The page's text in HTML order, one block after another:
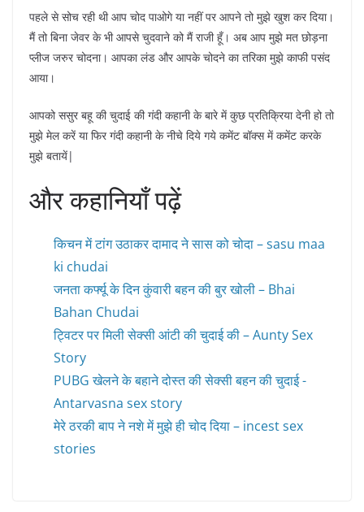
पहले से सोच रही थी आप चोद पाओगे या नहीं पर आपने तो मुझे खुश कर दिया।
मैं तो बिना जेवर के भी आपसे चुदवाने को मैं राजी हूँ। अब आप मुझे मत छोड़ना
प्लीज जरुर चोदना। आपका लंड और आपके चोदने का तरिका मुझे काफी पसंद
आया।
आपको ससुर बहू की चुदाई की गंदी कहानी के बारे में कुछ प्रतिक्रिया देनी हो तो
मुझे मेल करें या फिर गंदी कहानी के नीचे दिये गये कमेंट बॉक्स में कमेंट करके
मुझे बतायें|
और कहानियाँ पढ़ें
किचन में टांग उठाकर दामाद ने सास को चोदा – sasu maa
ki chudai
जनता कर्फ्यू के दिन कुंवारी बहन की बुर खोली – Bhai
Bahan Chudai
ट्विटर पर मिली सेक्सी आंटी की चुदाई की – Aunty Sex
Story
PUBG खेलने के बहाने दोस्त की सेक्सी बहन की चुदाई -
Antarvasna sex story
मेरे ठरकी बाप ने नशे में मुझे ही चोद दिया – incest sex
stories